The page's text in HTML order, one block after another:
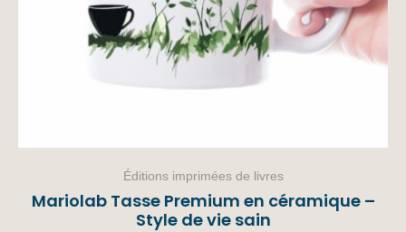
Éditions imprimées de livres
Mariolab Tasse Premium en céramique –
Style de vie sain